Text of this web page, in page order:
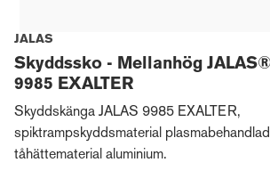
JALAS
Skyddssko - Mellanhög JALAS®
9985 EXALTER
Skyddskänga JALAS 9985 EXALTER,
spiktrampskyddsmaterial
tåhättematerial aluminium.